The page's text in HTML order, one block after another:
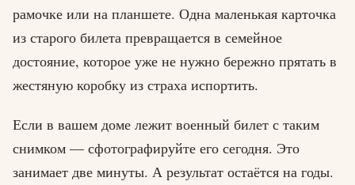
рамочке или на планшете. Одна маленькая карточка
из старого билета превращается в семейное
достояние, которое уже не нужно бережно прятать в
жестяную коробку из страха испортить.
Если в вашем доме лежит военный билет с таким
снимком — сфотографируйте его сегодня. Это
занимает две минуты. А результат остаётся на годы.